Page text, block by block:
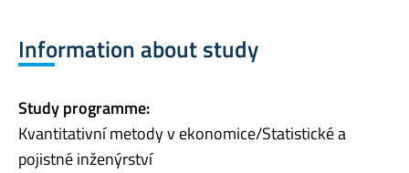
Information about study
Study programme:
Kvantitativní metody v ekonomice/Statistické a
pojistné inženýrství